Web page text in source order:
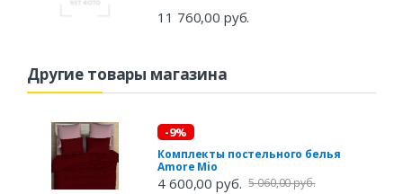
11 760,00 руб.
Другие товары магазина
-9%
Комплекты постельного белья
Amore Mio
4 600,00 руб. 5 060,00 руб.